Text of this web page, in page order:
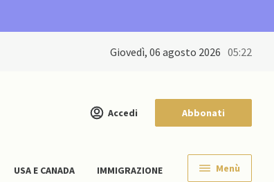
giovedì, 06 agosto 2026 05:22
Accedi Abbonati
USA E CANADA IMMIGRAZIONE Menù